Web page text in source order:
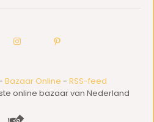
Bazaar Online - RSS-feed
online bazaar van Nederland